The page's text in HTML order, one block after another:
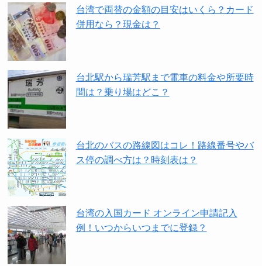
台湾で両替の金額の目安はいくら？カード
併用なら？現金は？
台北駅から瑞芳駅まで電車の料金や所要時
間は？乗り場はどこ？
台北のバスの路線図はコレ！路線番号やバ
ス停の調べ方は？時刻表は？
台湾の入国カード オンライン申請記入
例！いつからいつまでに登録？